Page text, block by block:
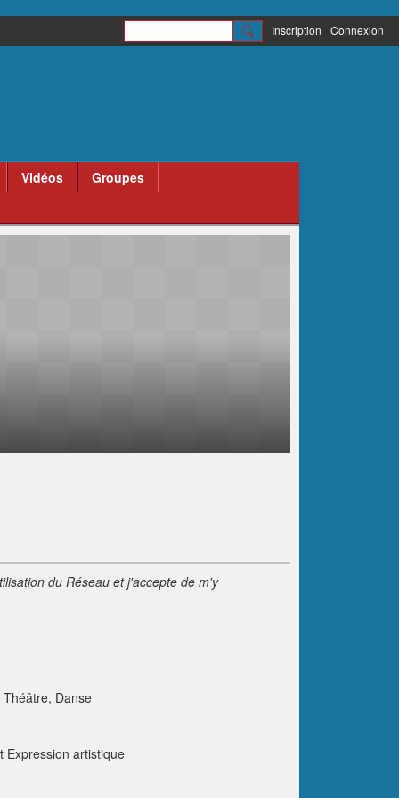
Inscription Connexion
Vidéos
Groupes
du Réseau et j'accepte de m'y
Danse
Expression artistique